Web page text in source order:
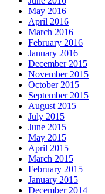
May 2016
April 2016
March 2016
February 2016
January 2016
December 2015
November 2015
October 2015
September 2015
August 2015
July 2015
June 2015
May 2015
April 2015
March 2015
February 2015
January 2015
December 2014